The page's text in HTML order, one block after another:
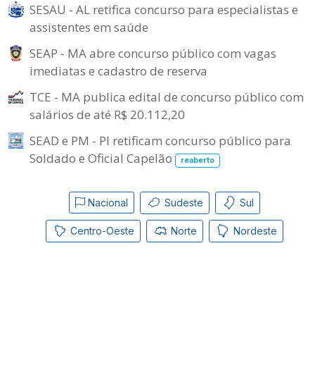
SESAU - AL retifica concurso para especialistas e
assistentes em saúde
SEAP - MA abre concurso público com vagas
imediatas e cadastro de reserva
TCE - MA publica edital de concurso público com
salários de até R$ 20.112,20
SEAD e PM - PI retificam concurso público para
Soldado e Oficial Capelão
reaberto
Nacional Sudeste Sul
Centro-Oeste Norte Nordeste